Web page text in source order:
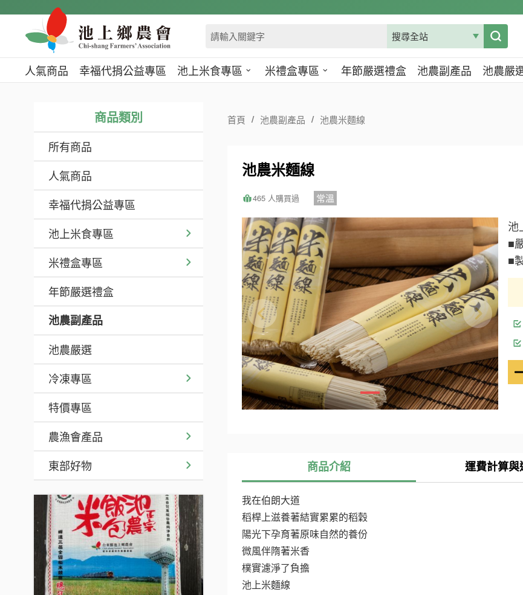
容
人氣商品 幸福代捐公益專區 池上米食專區 米禮盒專區 年節嚴選禮盒 池農副產品 池農嚴
商品類別
所有商品
人氣商品
幸福代捐公益專區
池上米食專區
米禮盒專區
年節嚴選禮盒
池農副產品
池農嚴選
冷凍專區
特價專區
農漁會產品
東部好物
首頁 池農副產品 池農米麵線
池農米麵線
465 人購買過 常溫
池
■
■
商品介紹
我在伯朗大道
稻桿上滋養著結實累累的稻穀
陽光下孕育著原味自然的養份
微風伴隋著米香
樸實濾淨了負擔
池上米麵線
運費計算與